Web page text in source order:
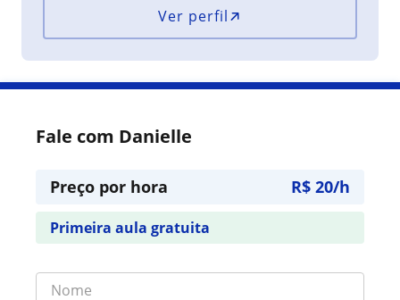
Ver perfil
Fale com Danielle
Preço por hora R$ 20/h
Primeira aula gratuita